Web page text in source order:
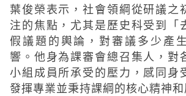
葉俊榮表示，社會領綱從研議之
注的焦點，尤其是歷史科受到「
假議題的輿論，對審議多少產
響。他身為課審會總召集人，對
小組成員所承受的壓力，感同身
發揮專業並秉持課綱的核心精神和